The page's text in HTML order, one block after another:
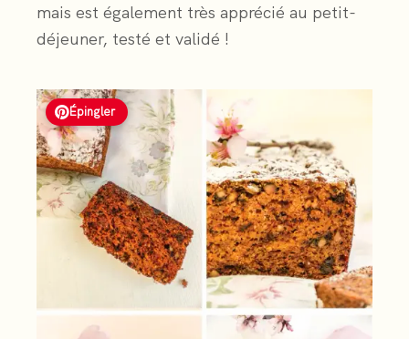
mais est également très apprécié au petit-
déjeuner, testé et validé !
Épingler